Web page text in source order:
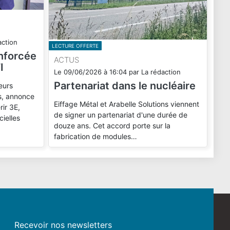
annonce
3E,
LECTURE OFFERTE
ACTUS
Le 09/06/2026 à 16:04 par La rédaction
Partenariat dans le nucléaire
Eiffage Métal et Arabelle Solutions viennent
de signer un partenariat d'une durée de
douze ans. Cet accord porte sur la
fabrication de modules…
Recevoir nos newsletters